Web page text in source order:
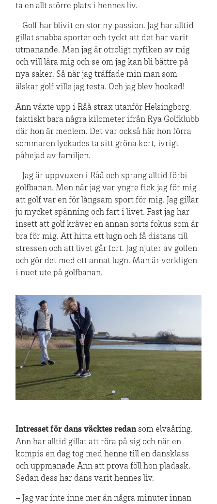
ta en allt större plats i hennes liv.
– Golf har blivit en stor ny passion. Jag har alltid
gillat snabba sporter och tyckt att det har varit
utmanande. Men jag är otroligt nyfiken av mig
och vill lära mig och se om jag kan bli bättre på
nya saker. Så när jag träffade min man som
älskar golf ville jag testa. Och jag blev hooked!
Ann växte upp i Råå strax utanför Helsingborg,
faktiskt bara några kilometer ifrån Rya Golfklubb
där hon är medlem. Det var också här hon förra
sommaren lyckades ta sitt gröna kort, ivrigt
påhejad av familjen.
– Jag är uppvuxen i Råå och sprang alltid förbi
golfbanan. Men när jag var yngre fick jag för mig
att golf var en för långsam sport för mig. Jag gillar
ju mycket spänning och fart i livet. Fast jag har
insett att golf kräver en annan sorts fokus som är
bra för mig. Att hitta ett lugn och få distans till
stressen och att livet går fort. Jag njuter av golfen
och gör det med ett annat lugn. Man är verkligen
i nuet ute på golfbanan.
Intresset för dans väcktes redansom elvaåring.
Ann har alltid gillat att röra på sig och när en
kompis en dag tog med henne till en dansklass
och uppmanade Ann att prova föll hon pladask.
Sedan dess har dans varit hennes liv.
– Jag var inte inne mer än några minuter innan